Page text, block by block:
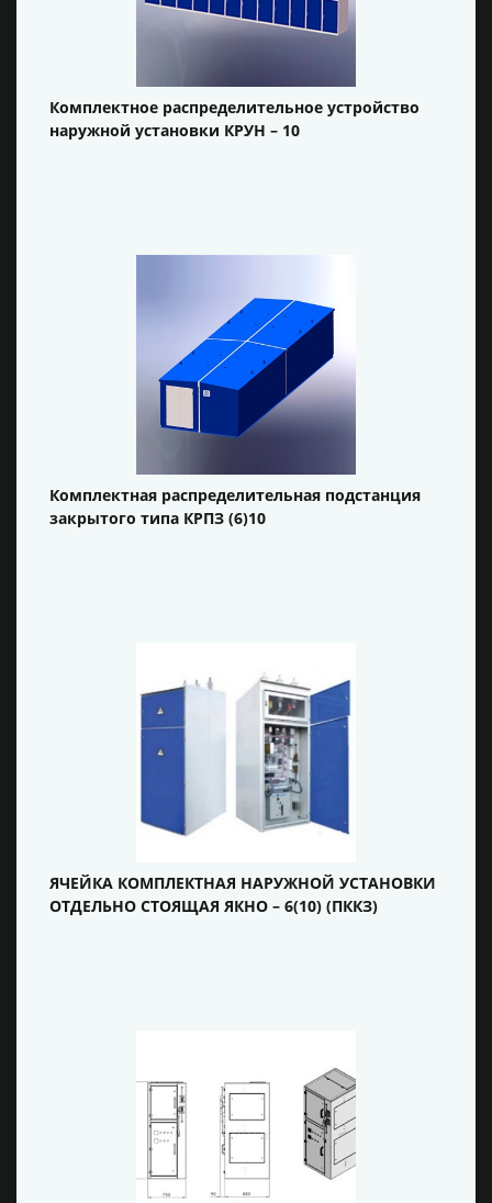
Комплектное распределительное устройство
наружной установки КРУН – 10
Комплектная распределительная подстанция
закрытого типа КРПЗ (6)10
ЯЧЕЙКА КОМПЛЕКТНАЯ НАРУЖНОЙ УСТАНОВКИ
ОТДЕЛЬНО СТОЯЩАЯ ЯКНО – 6(10) (ПККЗ)